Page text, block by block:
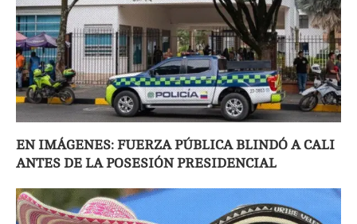
EN IMÁGENES: FUERZA PÚBLICA BLINDÓ A CALI
ANTES DE LA POSESIÓN PRESIDENCIAL